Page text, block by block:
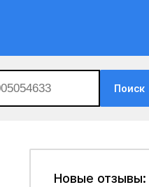
Поиск
Новые отзывы: